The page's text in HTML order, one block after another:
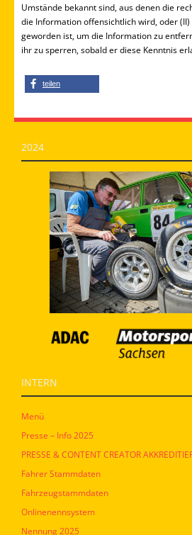
Umstände bekannt sind, aus denen die
die Information offensichtlich wird, oder
geworden ist, um die Information zu
ihr zu sperren, sobald er diese Kenntnis
teilen
2024
INTERN
Menü
Presse – Info 2025
PRESSE & CONTENT CREATOR
Fahrer Stammdaten
Fahrzeugstammdaten
Onlinenennsystem
Nennung 2025